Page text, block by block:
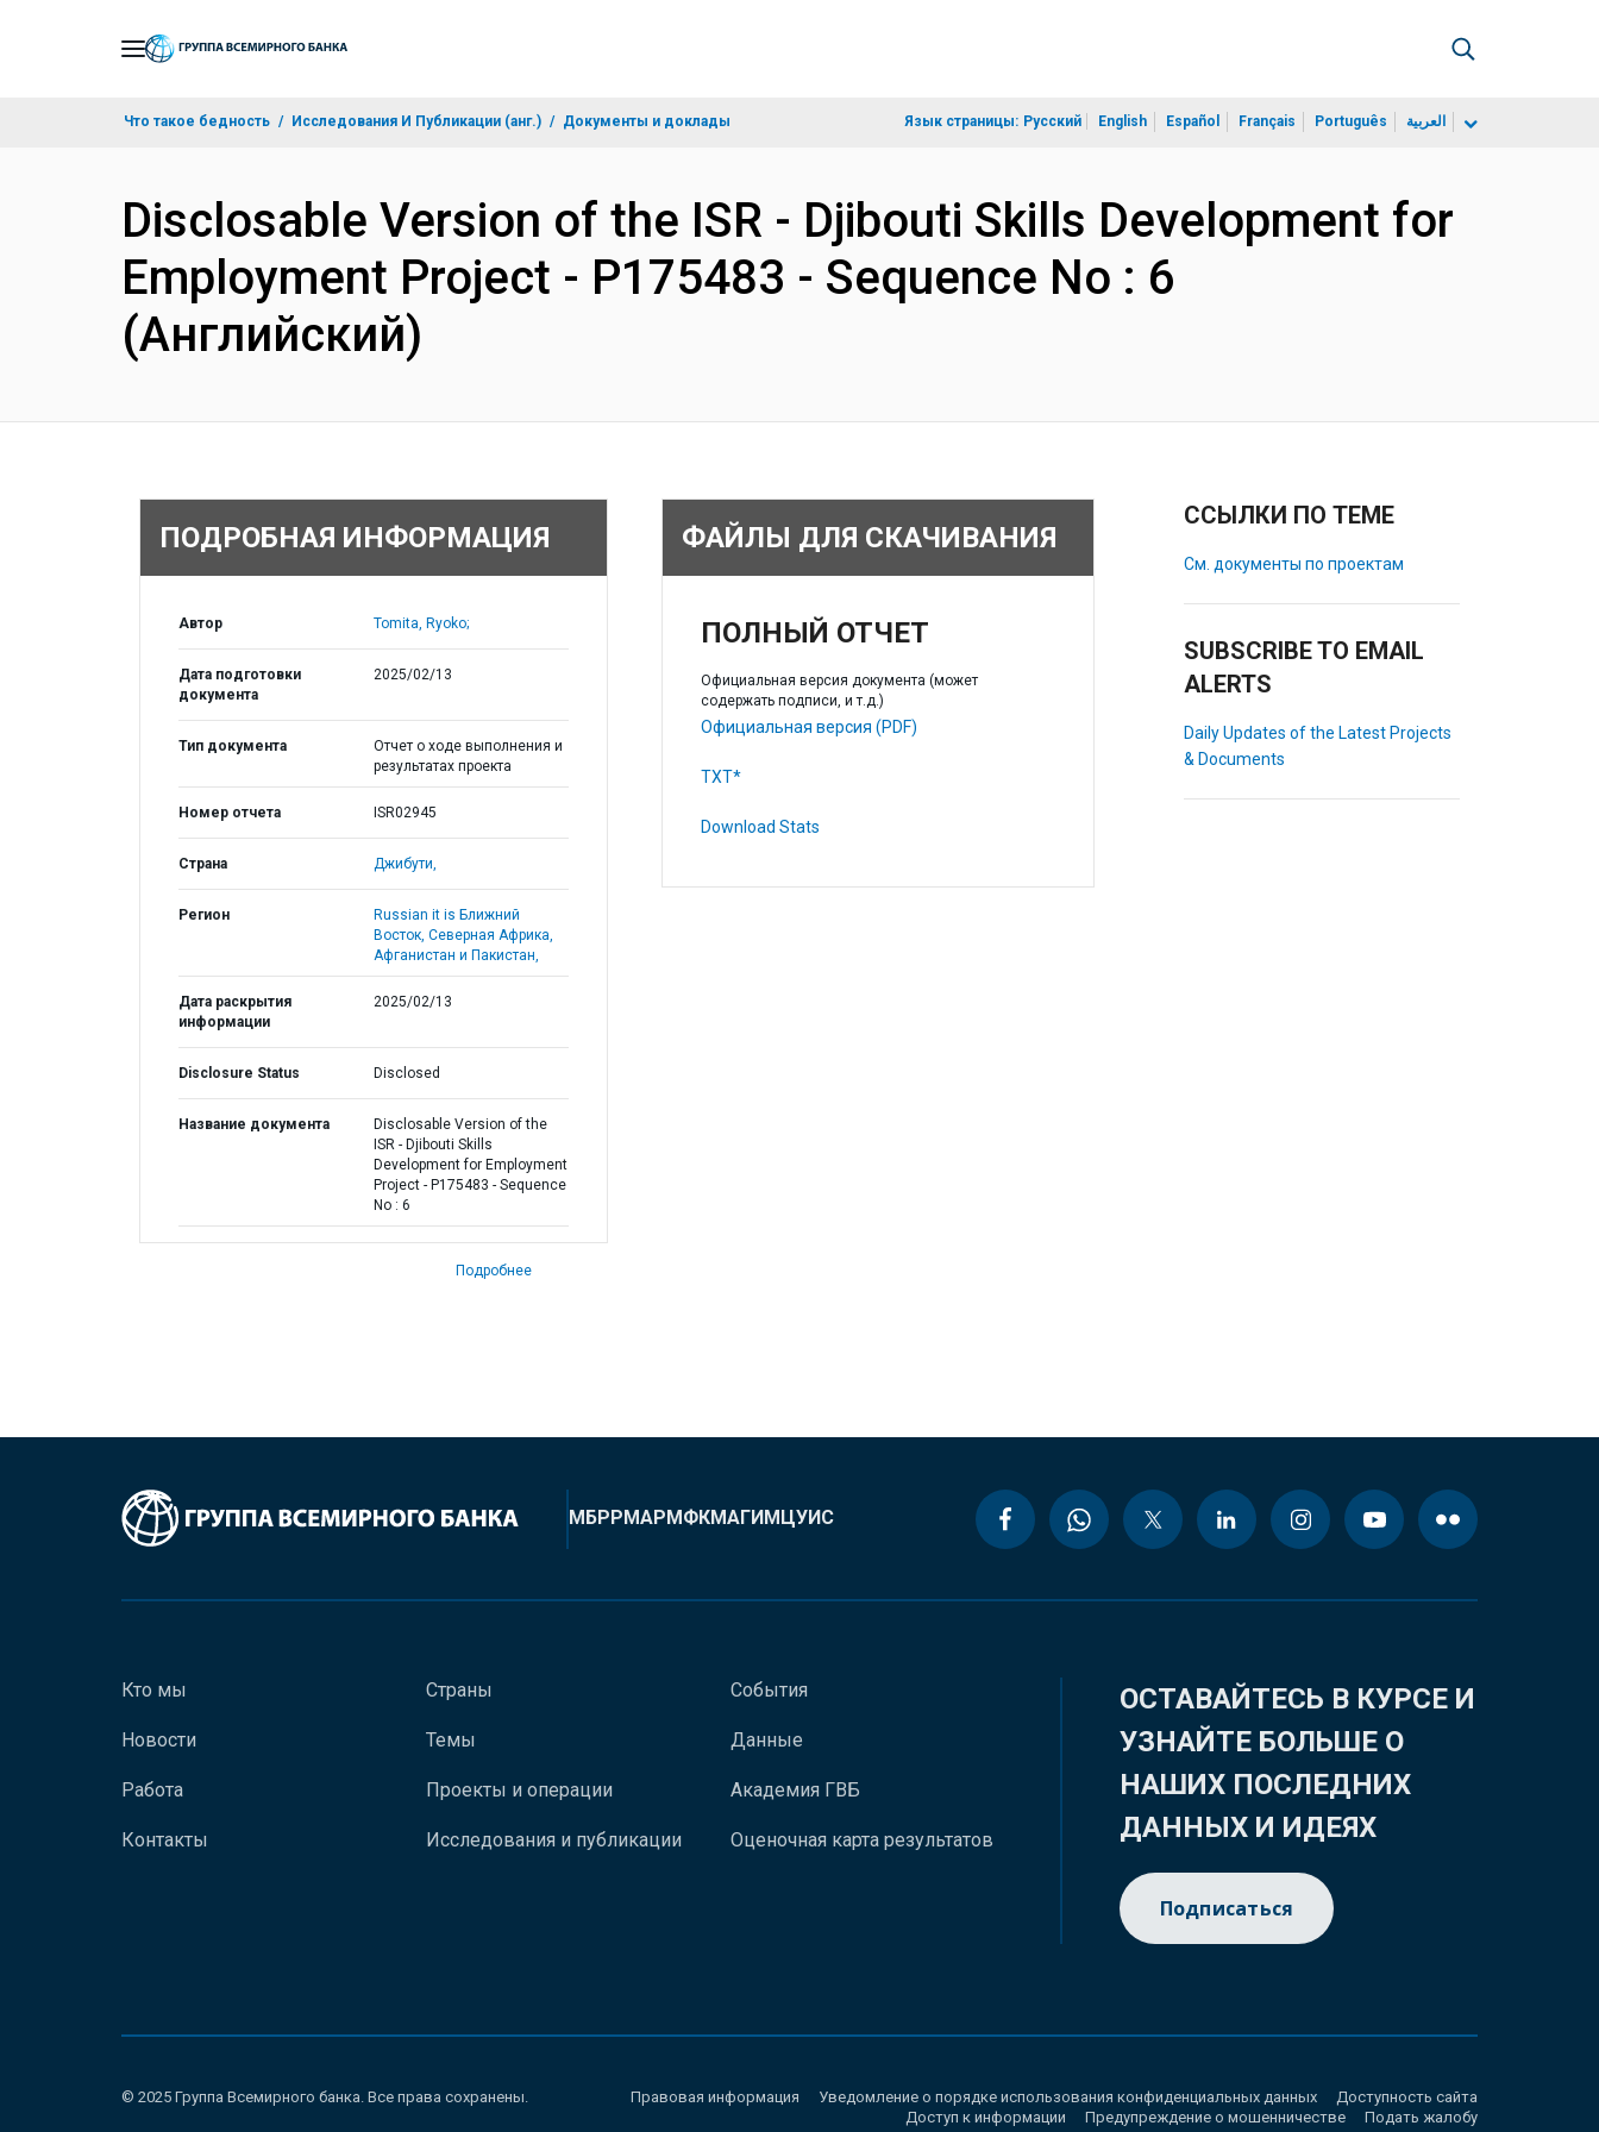
Что такое бедность Исследования И Публикации (анг.) Документы и доклады Язык страницы: Русский English Español Français Português العربية
Disclosable Version of the ISR - Djibouti Skills Development for
Employment Project - P175483 - Sequence No : 6
(Английский)
ПОДРОБНАЯ ИНФОРМАЦИЯ
Автор Tomita, Ryoko;
Дата подготовки
документа
2025/02/13
Тип документа
Отчет о ходе выполнения и
результатах проекта
Номер отчета ISR02945
Страна Джибути,
Регион
Russian it is Ближний
Восток, Северная Африка,
Афганистан и Пакистан,
Дата раскрытия
информации
2025/02/13
Disclosure Status Disclosed
Название документа
Disclosable Version of the
ISR - Djibouti Skills
Development for Employment
Project - P175483 - Sequence
No : 6
Подробнее
ФАЙЛЫ ДЛЯ СКАЧИВАНИЯ
ПОЛНЫЙ ОТЧЕТ
Официальная версия документа (может
содержать подписи, и т.д.)
Официальная версия (PDF)
TXT*
Download Stats
ССЫЛКИ ПО ТЕМЕ
См. документы по проектам
SUBSCRIBE TO EMAIL
ALERTS
Daily Updates of the Latest Projects
& Documents
МБРРМАРМФКМАГИМЦУИС
Кто мы
Новости
Работа
Контакты
Страны
Темы
Проекты и операции
Исследования и публикации
События
Данные
Академия ГВБ
Оценочная карта результатов
ОСТАВАЙТЕСЬ В КУРСЕ И
УЗНАЙТЕ БОЛЬШЕ О
НАШИХ ПОСЛЕДНИХ
ДАННЫХ И ИДЕЯХ
Подписаться
© 2025 Группа Всемирного банка. Все права сохранены. Правовая информация Уведомление о порядке использования конфиденциальных данных
Доступность сайта
Доступ к информации
Предупреждение о мошенничестве Подать жалобу